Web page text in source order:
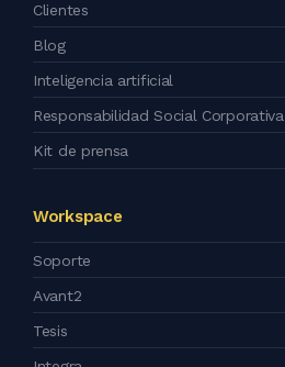
Clientes
Blog
Inteligencia artificial
Responsabilidad Social Corporativa
Kit de prensa
Workspace
Soporte
Avant2
Tesis